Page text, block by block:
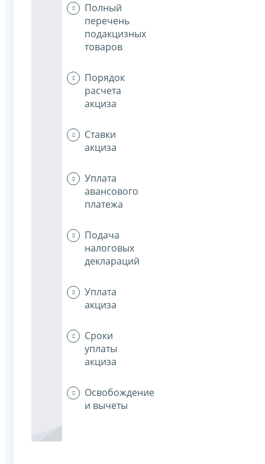
Полный
перечень
подакцизных
товаров
Порядок
расчета
акциза
Ставки
акциза
Уплата
авансового
платежа
Подача
налоговых
деклараций
Уплата
акциза
Сроки
уплаты
акциза
Освобождение
и вычеты